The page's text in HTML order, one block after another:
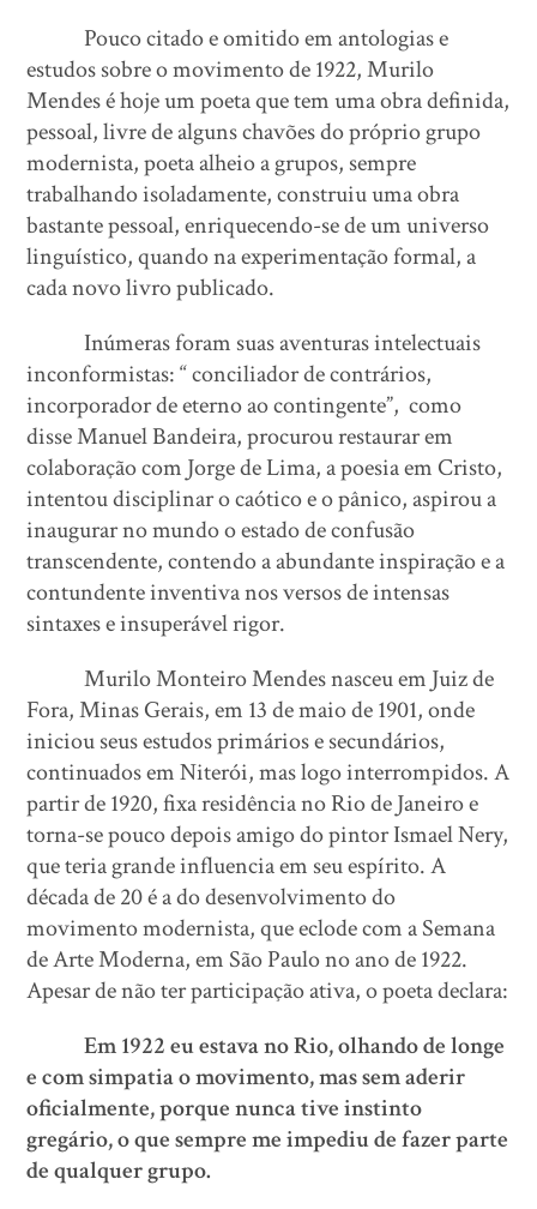
Pouco citado e omitido em antologias e
estudos sobre o movimento de 1922, Murilo
Mendes é hoje um poeta que tem uma obra definida,
pessoal, livre de alguns chavões do próprio grupo
modernista, poeta alheio a grupos, sempre
trabalhando isoladamente, construiu uma obra
bastante pessoal, enriquecendo-se de um universo
linguístico, quando na experimentação formal, a
cada novo livro publicado.
Inúmeras foram suas aventuras intelectuais
inconformistas: “ conciliador de contrários,
incorporador de eterno ao contingente”, como
disse Manuel Bandeira, procurou restaurar em
colaboração com Jorge de Lima, a poesia em Cristo,
intentou disciplinar o caótico e o pânico, aspirou a
inaugurar no mundo o estado de confusão
transcendente, contendo a abundante inspiração e a
contundente inventiva nos versos de intensas
sintaxes e insuperável rigor.
Murilo Monteiro Mendes nasceu em Juiz de
Fora, Minas Gerais, em 13 de maio de 1901, onde
iniciou seus estudos primários e secundários,
continuados em Niterói, mas logo interrompidos. A
partir de 1920, fixa residência no Rio de Janeiro e
torna-se pouco depois amigo do pintor Ismael Nery,
que teria grande influencia em seu espírito. A
década de 20 é a do desenvolvimento do
movimento modernista, que eclode com a Semana
de Arte Moderna, em São Paulo no ano de 1922.
Apesar de não ter participação ativa, o poeta declara:
Em 1922 eu estava no Rio, olhando de longe
e com simpatia o movimento, mas sem aderir
oficialmente, porque nunca tive instinto
gregário, o que sempre me impediu de fazer parte
de qualquer grupo.